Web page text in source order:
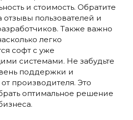
и стоимость. Обратите
пользователей и
Также важно
легко
софт с уже
системами. Не забудьте
поддержки и
производителя. Это
оптимальное решение